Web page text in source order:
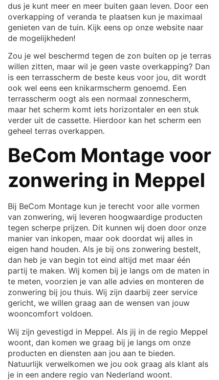
dus je kunt meer en meer buiten gaan leven. Door een
overkapping of veranda te plaatsen kun je maximaal
genieten van de tuin. Kijk eens op onze website naar
de mogelijkheden!
Zou je wel beschermd tegen de zon buiten op je terras
willen zitten, maar wil je geen vaste overkapping? Dan
is een terrasscherm de beste keus voor jou, dit wordt
ook wel eens een knikarmscherm genoemd. Een
terrasscherm oogt als een normaal zonnescherm,
maar het scherm komt iets horizontaler en een stuk
verder uit de cassette. Hierdoor kan het scherm een
geheel terras overkappen.
BeCom Montage voor
zonwering in Meppel
Bij BeCom Montage kun je terecht voor alle vormen
van zonwering, wij leveren hoogwaardige producten
tegen scherpe prijzen. Dit kunnen wij doen door onze
manier van inkopen, maar ook doordat wij alles in
eigen hand houden. Als je bij ons zonwering bestelt,
dan heb je van begin tot eind altijd met maar één
partij te maken. Wij komen bij je langs om de maten in
te meten, voorzien je van alle advies en monteren de
zonwering bij jou thuis. Wij zijn daarbij zeer service
gericht, we willen graag aan de wensen van jouw
wooncomfort voldoen.
Wij zijn gevestigd in Meppel. Als jij in de regio Meppel
woont, dan komen we graag bij je langs om onze
producten en diensten aan jou aan te bieden.
Natuurlijk verwelkomen we jou ook graag als klant als
je in een andere regio van Nederland woont.